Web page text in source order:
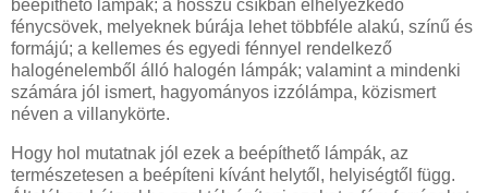
beépíthető lámpák; a hosszú csíkban elhelyezkedő
fénycsövek, melyeknek búrája lehet többféle alakú, színű és
formájú; a kellemes és egyedi fénnyel rendelkező
halogénelemből álló halogén lámpák; valamint a mindenki
számára jól ismert, hagyományos izzólámpa, közismert
néven a villanykörte.
Hogy hol mutatnak jól ezek a beépíthető lámpák, az
természetesen a beépíteni kívánt helytől, helyiségtől függ.